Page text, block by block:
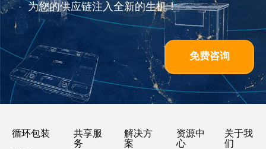
为您的供应链注入全新的生机！
免费咨询
循环包装
共享服
务
解决方
案
资源中
心
关于我
们